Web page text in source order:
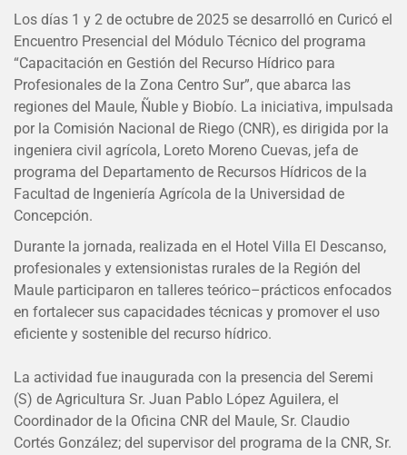
Los días 1 y 2 de octubre de 2025 se desarrolló en Curicó el
Encuentro Presencial del Módulo Técnico del programa
“Capacitación en Gestión del Recurso Hídrico para
Profesionales de la Zona Centro Sur”, que abarca las
regiones del Maule, Ñuble y Biobío. La iniciativa, impulsada
por la Comisión Nacional de Riego (CNR), es dirigida por la
ingeniera civil agrícola, Loreto Moreno Cuevas, jefa de
programa del Departamento de Recursos Hídricos de la
Facultad de Ingeniería Agrícola de la Universidad de
Concepción.
Durante la jornada, realizada en el Hotel Villa El Descanso,
profesionales y extensionistas rurales de la Región del
Maule participaron en talleres teórico–prácticos enfocados
en fortalecer sus capacidades técnicas y promover el uso
eficiente y sostenible del recurso hídrico.
La actividad fue inaugurada con la presencia del Seremi
(S) de Agricultura Sr. Juan Pablo López Aguilera, el
Coordinador de la Oficina CNR del Maule, Sr. Claudio
Cortés González; del supervisor del programa de la CNR, Sr.